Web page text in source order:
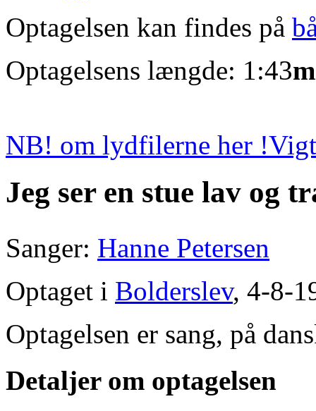
Optagelsen kan findes på
Optagelsens længde: 1:43
NB! om lydfilerne her !
Jeg ser en stue lav og
Sanger: Hanne Petersen
Optaget i Bolderslev, 4-8-
Optagelsen er sang, på
Detaljer om optagelsen